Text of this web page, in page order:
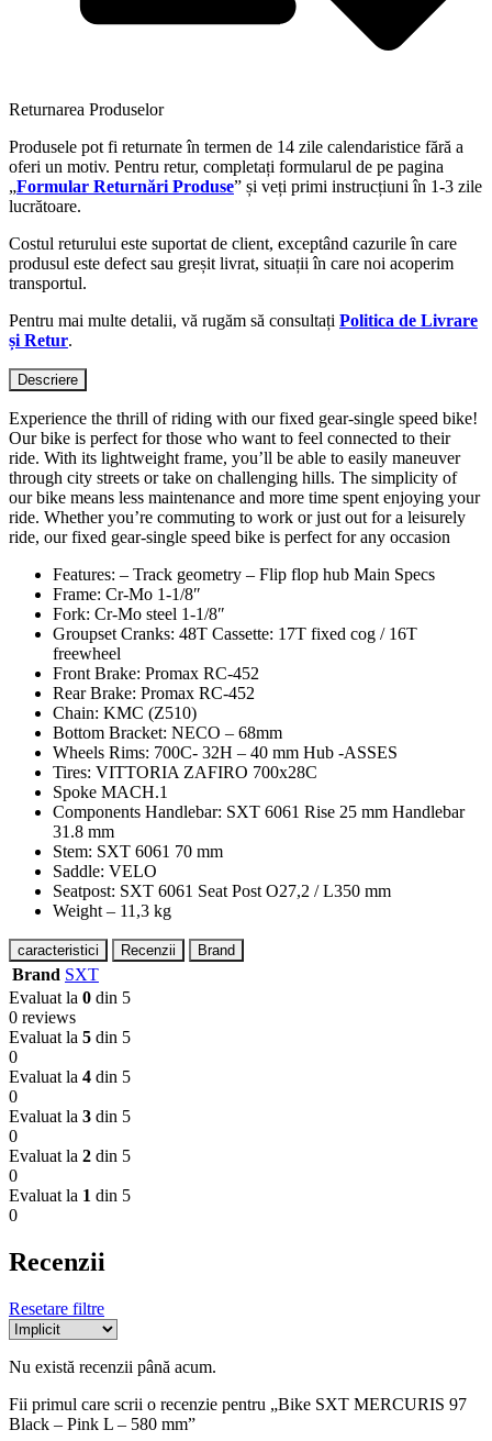
Returnarea Produselor
Produsele pot fi returnate în termen de 14 zile calendaristice fără a
oferi un motiv. Pentru retur, completați formularul de pe pagina
„Formular Returnări Produse” și veți primi instrucțiuni în 1-3 zile
lucrătoare.
Costul returului este suportat de client, exceptând cazurile în care
produsul este defect sau greșit livrat, situații în care noi acoperim
transportul.
Pentru mai multe detalii, vă rugăm să consultați Politica de Livrare
și Retur.
Descriere
Experience the thrill of riding with our fixed gear-single speed bike!
Our bike is perfect for those who want to feel connected to their
ride. With its lightweight frame, you’ll be able to easily maneuver
through city streets or take on challenging hills. The simplicity of
our bike means less maintenance and more time spent enjoying your
ride. Whether you’re commuting to work or just out for a leisurely
ride, our fixed gear-single speed bike is perfect for any occasion
Features: – Track geometry – Flip flop hub Main Specs
Frame: Cr-Mo 1-1/8″
Fork: Cr-Mo steel 1-1/8″
Groupset Cranks: 48T Cassette: 17T fixed cog / 16T
freewheel
Front Brake: Promax RC-452
Rear Brake: Promax RC-452
Chain: KMC (Z510)
Bottom Bracket: NECO – 68mm
Wheels Rims: 700C- 32H – 40 mm Hub -ASSES
Tires: VITTORIA ZAFIRO 700x28C
Spoke MACH.1
Components Handlebar: SXT 6061 Rise 25 mm Handlebar
31.8 mm
Stem: SXT 6061 70 mm
Saddle: VELO
Seatpost: SXT 6061 Seat Post O27,2 / L350 mm
Weight – 11,3 kg
caracteristici Recenzii Brand
Brand SXT
Evaluat la 0 din 5
0 reviews
Evaluat la 5 din 5
0
Evaluat la 4 din 5
0
Evaluat la 3 din 5
0
Evaluat la 2 din 5
0
Evaluat la 1 din 5
0
Recenzii
Resetare filtre
Nu există recenzii până acum.
Fii primul care scrii o recenzie pentru „Bike SXT MERCURIS 97
Black – Pink L – 580 mm”